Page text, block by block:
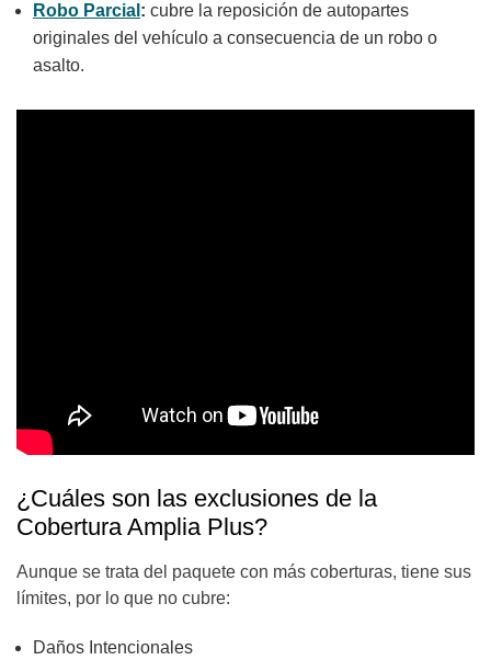
Robo Parcial : cubre la reposición de autopartes
originales del vehículo a consecuencia de un robo o
asalto.
¿Cuáles son las exclusiones de la
Cobertura Amplia Plus?
Aunque se trata del paquete con más coberturas, tiene sus
límites, por lo que no cubre:
Daños Intencionales